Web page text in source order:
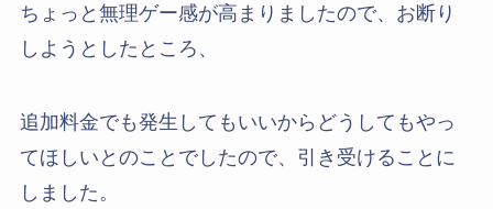
ちょっと無理ゲー感が高まりましたので、お断り
しようとしたところ、
追加料金でも発生してもいいからどうしてもやっ
てほしいとのことでしたので、引き受けることに
しました。